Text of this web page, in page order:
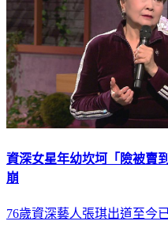
資深女星年幼坎坷「險被賣
崩
76歲資深藝人張琪出道至今